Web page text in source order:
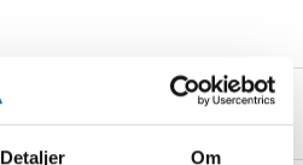
Detaljer Om